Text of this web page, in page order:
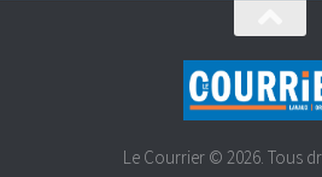
Le Courrier © 2026. Tous